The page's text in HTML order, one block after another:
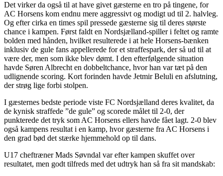
Det virker da også til at have givet gæsterne en tro på tingene, for
AC Horsens kom endnu mere aggressivt og modigt ud til 2. halvleg.
Og efter cirka en times spil pressede gæsterne sig til deres største
chance i kampen. Først faldt en Nordsjælland-spiller i feltet og ramte
bolden med hånden, hvilket resulterede i at hele Horsens-bænken
inklusiv de gule fans appellerede for et straffespark, der så ud til at
være der, men som ikke blev dømt. I den efterfølgende situation
havde Søren Albrecht en dobbeltchance, hvor han var tæt på den
udlignende scoring. Kort forinden havde Jetmir Beluli en afslutning,
der strøg lige forbi stolpen.
I gæsternes bedste periode viste FC Nordsjælland deres kvalitet, da
de kynisk straffede ”de gule” og scorede målet til 2-0, der
punkterede det tryk som AC Horsens ellers havde fået lagt. 2-0 blev
også kampens resultat i en kamp, hvor gæsterne fra AC Horsens i
den grad bød det stærke hjemmehold op til dans.
U17 cheftræner Mads Søvndal var efter kampen skuffet over
resultatet, men godt tilfreds med det udtryk han så fra sit mandskab: